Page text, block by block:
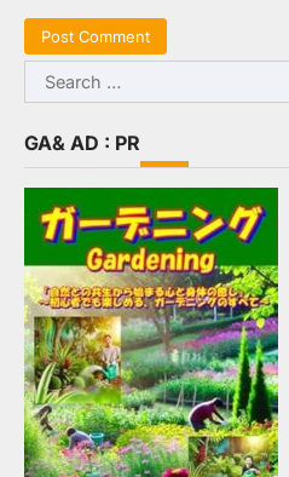
Search
for:
GA& AD : PR